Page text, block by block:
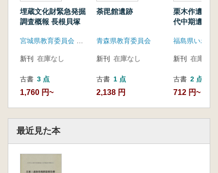
埋蔵文化財緊急発掘
調査概報 長根貝塚
新刊 在庫なし
古書 3 点
1,760 円~
荼毘館遺跡
青森県教育委員会
新刊 在庫なし
古書 1 点
2,138 円
栗木作遺跡
代中期遺跡
新刊 在庫なし
古書 2 点
712 円~
最近見た本